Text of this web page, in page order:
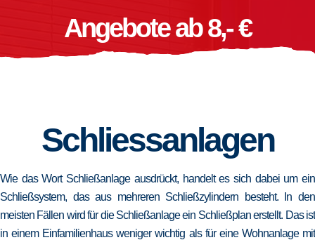
Angebote ab 8,- €
Schliessanlagen
Wie das Wort Schließanlage ausdrückt, handelt es sich dabei um ein
Schließsystem, das aus mehreren Schließzylindern besteht. In den
meisten Fällen wird für die Schließanlage ein Schließplan erstellt. Das ist
in einem Einfamilienhaus weniger wichtig als für eine Wohnanlage mit